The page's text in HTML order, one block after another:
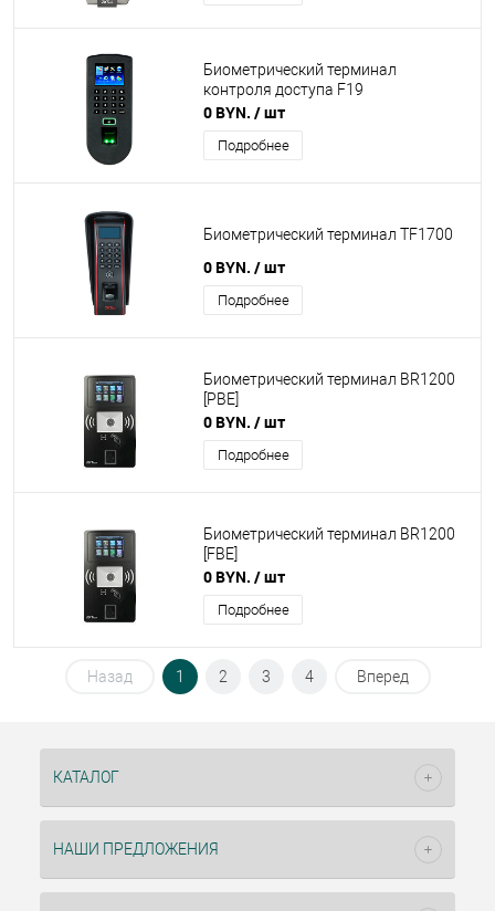
Биометрический терминал
контроля доступа F19
0 BYN. / шт
Подробнее
Биометрический терминал TF1700
0 BYN. / шт
Подробнее
Биометрический терминал BR1200
[PBE]
0 BYN. / шт
Подробнее
Биометрический терминал BR1200
[FBE]
0 BYN. / шт
Подробнее
Назад 1 2 3 4 Вперед
КАТАЛОГ
НАШИ ПРЕДЛОЖЕНИЯ